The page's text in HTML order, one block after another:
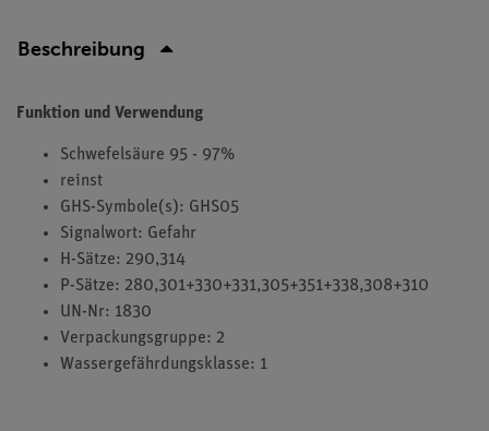
Beschreibung
Funktion und Verwendung
Schwefelsäure 95 - 97%
reinst
GHS-Symbole(s): GHS05
Signalwort: Gefahr
H-Sätze: 290,314
P-Sätze: 280,301+330+331,305+351+338,308+310
UN-Nr: 1830
Verpackungsgruppe: 2
Wassergefährdungsklasse: 1